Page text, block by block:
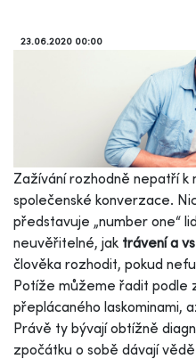
23.06.2020 00:00
Zažívání rozhodně nepatří k
společenské konverzace.
představuje „number one“
neuvěřitelné, jak trávení a
člověka rozhodit, pokud
Potíže můžeme řadit podle
přeplácaného laskominami,
Právě ty bývají obtížně
zpočátku o sobě dávají